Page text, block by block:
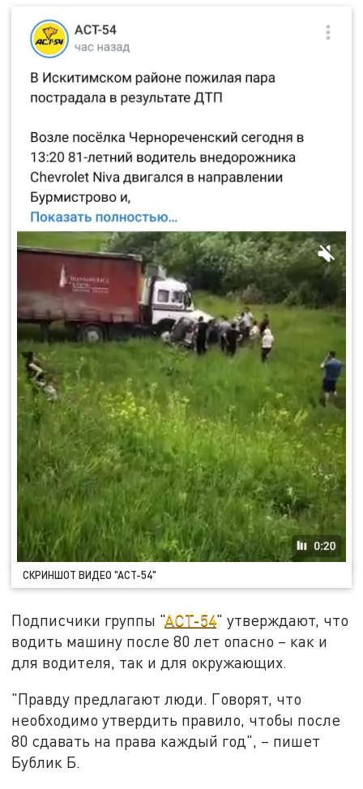
СКРИНШОТ ВИДЕО "АСТ-54"
Подписчики группы "АСТ-54" утверждают, что
водить машину после 80 лет опасно – как и
для водителя, так и для окружающих.
"Правду предлагают люди. Говорят, что
необходимо утвердить правило, чтобы после
80 сдавать на права каждый год", – пишет
Бублик Б.